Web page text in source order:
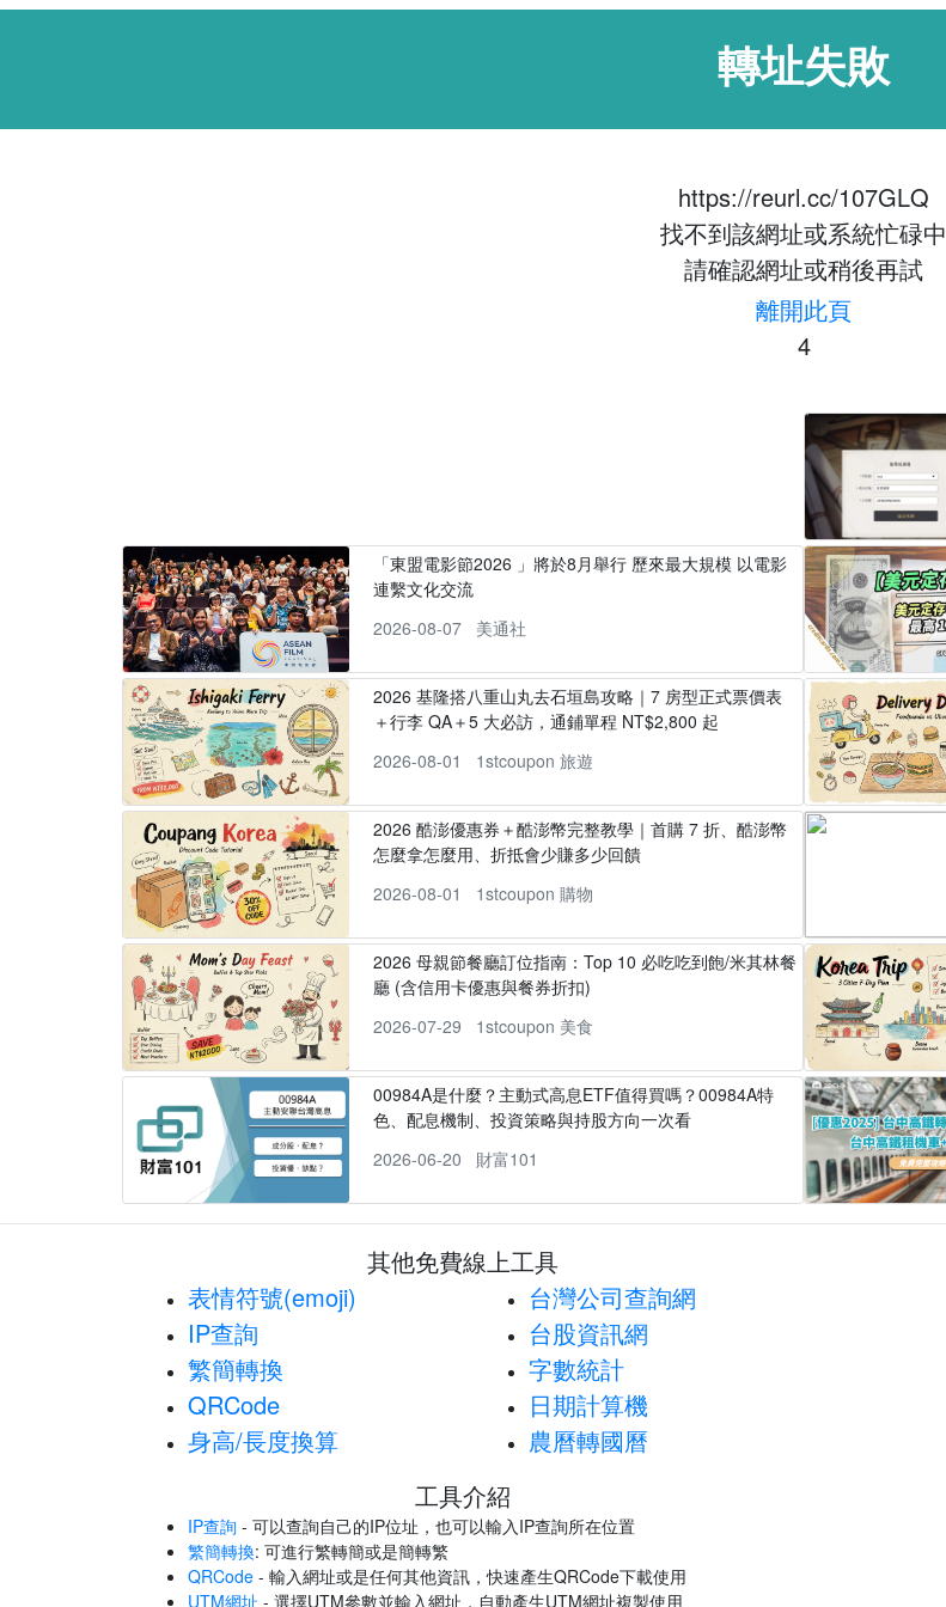
轉址失敗
https://reurl.cc/107GLQ
找不到該網址或系統忙碌中
請確認網址或稍後再試
離開此頁
4
「東盟電影節2026 」將於8月舉行 歷來最大規模 以電影
連繫文化交流
2026-08-07
美通社
2026 基隆搭八重山丸去石垣島攻略｜7 房型正式票價表
＋行李 QA＋5 大必訪，通鋪單程 NT$2,800 起
2026-08-01
1stcoupon 旅遊
2026 酷澎優惠券＋酷澎幣完整教學｜首購 7 折、酷澎幣
怎麼拿怎麼用、折抵會少賺多少回饋
2026-08-01
1stcoupon 購物
2026 母親節餐廳訂位指南：Top 10 必吃吃到飽/米其林餐
廳 (含信用卡優惠與餐券折扣)
2026-07-29
1stcoupon 美食
00984A是什麼？主動式高息ETF值得買嗎？00984A特
色、配息機制、投資策略與持股方向一次看
2026-06-20
財富101
其他免費線上工具
表情符號(emoji)
IP查詢
繁簡轉換
QRCode
身高/長度換算
台灣公司查詢網
台股資訊網
字數統計
日期計算機
農曆轉國曆
工具介紹
IP查詢 - 可以查詢自己的IP位址，也可以輸入IP查詢所在位置
繁簡轉換: 可進行繁轉簡或是簡轉繁
QRCode - 輸入網址或是任何其他資訊，快速產生QRCode下載使用
UTM網址 - 選擇UTM參數並輸入網址，自動產生UTM網址複製使用